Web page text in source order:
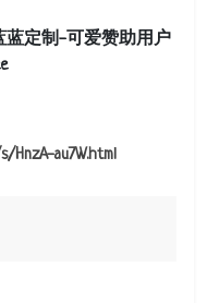
蓝定制-可爱赞助用户
HnzA-au7W.html